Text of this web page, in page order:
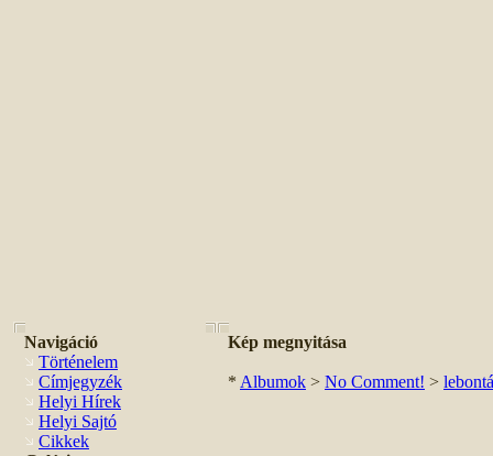
Navigáció
Történelem
Címjegyzék
Helyi Hírek
Helyi Sajtó
Cikkek
Kép megnyitása
* Albumok > No Comment! >